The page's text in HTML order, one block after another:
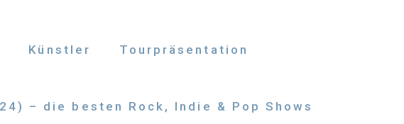
Künstler Tourpräsentation
– die besten Rock, Indie & Pop Shows